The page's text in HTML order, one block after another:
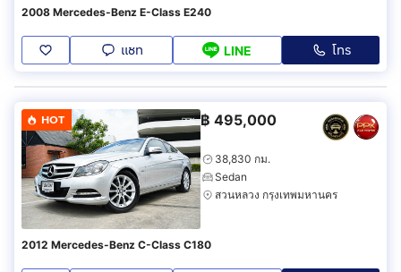
2008 Mercedes-Benz E-Class E240
แชท LINE โทร
HOT ฿ 495,000
38,830 กม.
Sedan
สวนหลวง กรุงเทพมหานคร
2012 Mercedes-Benz C-Class C180